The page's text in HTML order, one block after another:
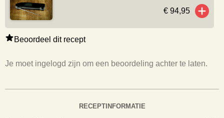
Beoordeel dit recept
Je moet ingelogd zijn om een beoordeling achter te laten.
RECEPTINFORMATIE
€ 94,95